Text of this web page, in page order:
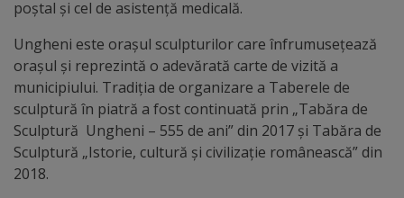
urbanism
Transparență
decizională
Proiecte
poștal și cel de asistență medicală.
Ungheni este orașul sculpturilor care înfrumusețează
orașul și reprezintă o adevărată carte de vizită a
municipiului. Tradiția de organizare a Taberele de
sculptură în piatră a fost continuată prin „Tabăra de
Sculptură Ungheni – 555 de ani” din 2017 și Tabăra de
Sculptură „Istorie, cultură și civilizație românească” din
2018.